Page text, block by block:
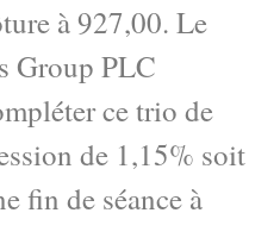
à 927,00. Le
Group PLC
ce trio de
de 1,15% soit
fin de séance à